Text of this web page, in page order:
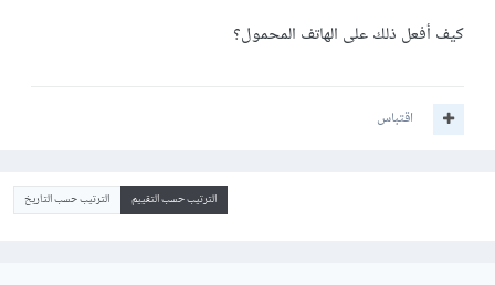
كيف أفعل ذلك على الهاتف المحمول؟
اقتباس
الترتيب حسب التقييم الترتيب حسب التاريخ